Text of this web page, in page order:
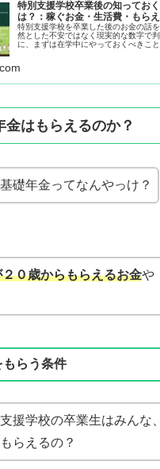
特別支援学校卒業後の知ってお
は？：稼ぐお金・生活費・もらえ
特別支援学校を卒業した後のお金の話
然とした不安ではなく現実的な数字で
に、まずは在学中にやっておくべきこと
ています。
はもらえるのか？
礎年金ってなんやっけ？
０歳からもらえるお金や
もらう条件
援学校の卒業生はみんな
らえるの？